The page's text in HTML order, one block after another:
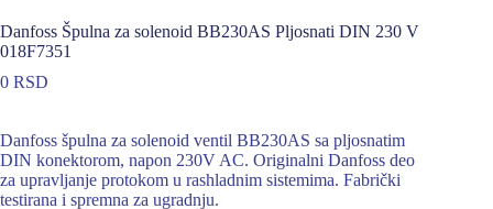
Danfoss Špulna za solenoid BB230AS Pljosnati DIN 230 V
018F7351
0 RSD
Danfoss špulna za solenoid ventil BB230AS sa pljosnatim
DIN konektorom, napon 230V AC. Originalni Danfoss deo
za upravljanje protokom u rashladnim sistemima. Fabrički
testirana i spremna za ugradnju.